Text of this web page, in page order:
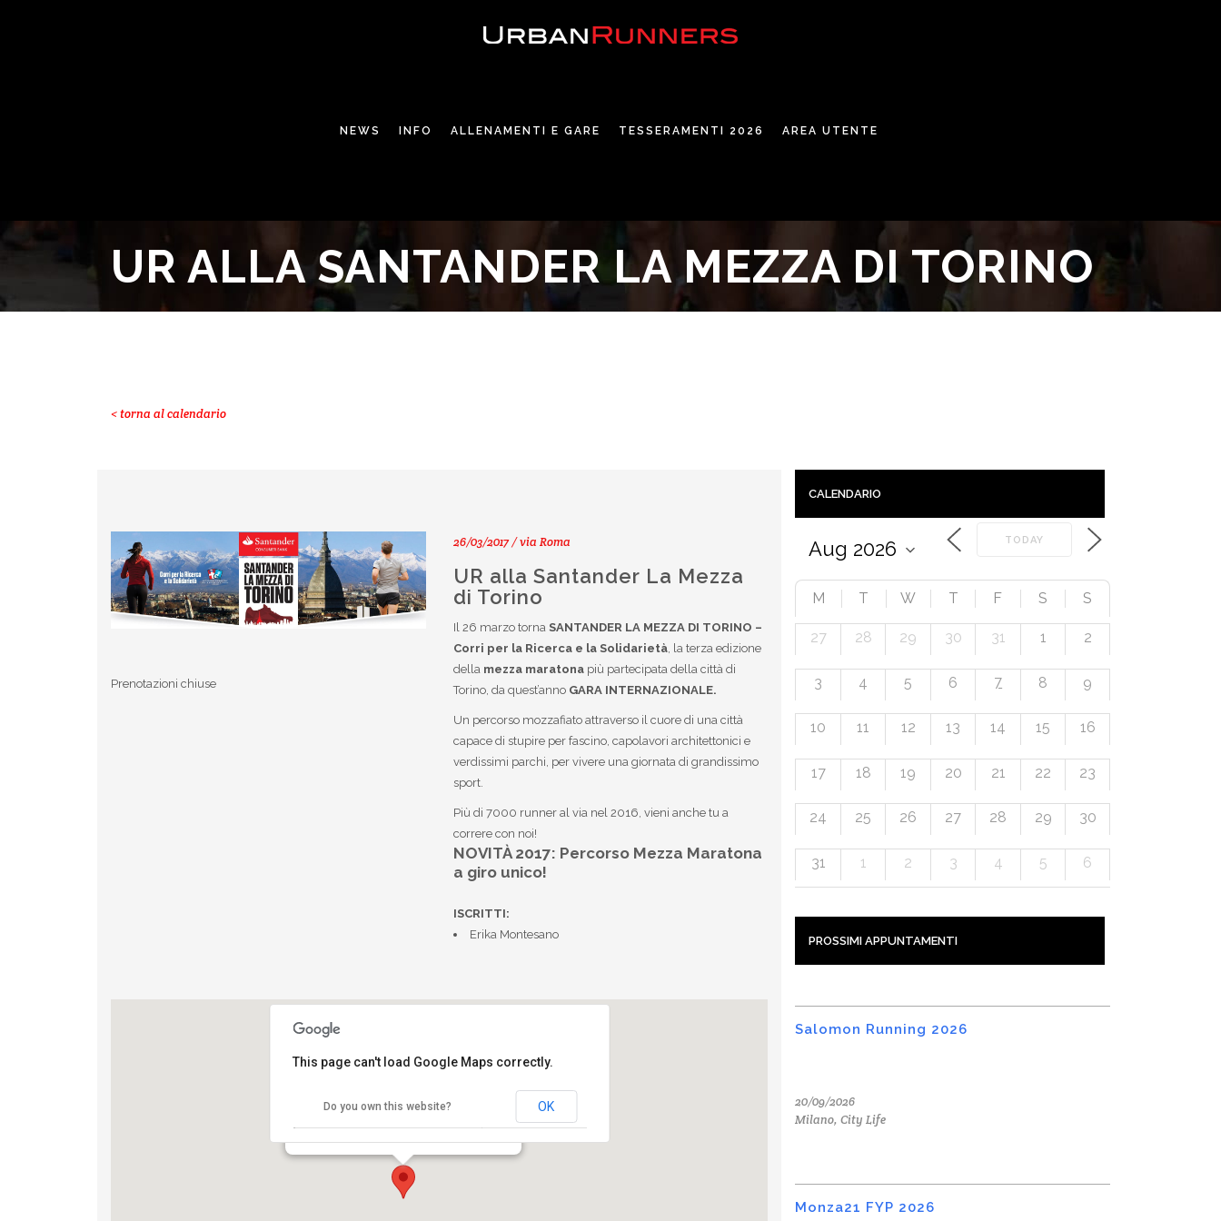
NEWS INFO ALLENAMENTI E GARE TESSERAMENTI 2026 AREA UTENTE
UR ALLA SANTANDER LA MEZZA DI TORINO
< torna al calendario
Prenotazioni chiuse
26/03/2017 / via Roma
UR alla Santander La Mezza
di Torino
Il 26 marzo torna SANTANDER LA MEZZA DI TORINO –
Corri per la Ricerca e la Solidarietà, la terza edizione
della mezza maratonapiù partecipata della città di
Torino, da quest’anno GARA INTERNAZIONALE.
Un percorso mozzafiato attraverso il cuore di una città
capace di stupire per fascino, capolavori architettonici e
verdissimi parchi, per vivere una giornata di grandissimo
sport.
Più di 7000 runner al via nel 2016, vieni anche tu a
correre con noi!
NOVITÀ 2017: Percorso Mezza Maratona
a giro unico!
ISCRITTI:
Erika Montesano
This page can't load Google Maps correctly.
Do you own this website? OK
CALENDARIO
TODAY
M T W T F S S
27 28 29 30 31 1 2
3 4 5 6 7 8 9
10 11 12 13 14 15 16
17 18 19 20 21 22 23
24 25 26 27 28 29 30
31 1 2 3 4 5 6
PROSSIMI APPUNTAMENTI
Salomon Running 2026
20/09/2026
Milano, City Life
Monza21 FYP 2026